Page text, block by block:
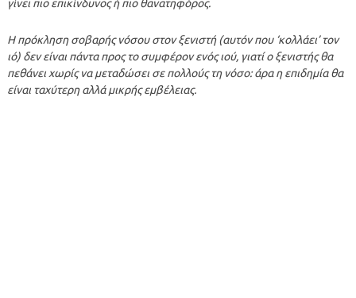
γίνει πιο επικίνδυνος ή πιο θανατηφόρος.
Η πρόκληση σοβαρής νόσου στον ξενιστή (αυτόν που ‘κολλάει’ τον
ιό) δεν είναι πάντα προς το συμφέρον ενός ιού, γιατί ο ξενιστής θα
πεθάνει χωρίς να μεταδώσει σε πολλούς τη νόσο: άρα η επιδημία θα
είναι ταχύτερη αλλά μικρής εμβέλειας.